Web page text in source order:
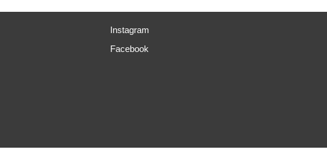
Instagram
Facebook